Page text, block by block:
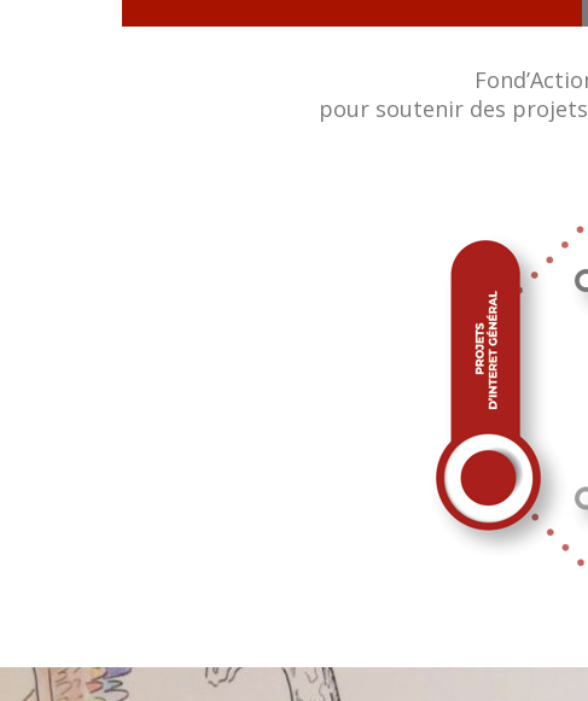
pour soutenir des